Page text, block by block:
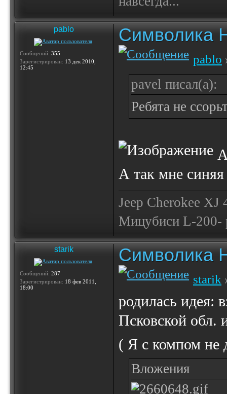
pablo
Сообщений: 355
Зарегистрирован: 13 дек 2010,
12:45
Символика
pablo
pavel писал(а):
Ребята не
А так мне синяя
Jeep Cherokee
Мицубиси L-200-
starik
Сообщений: 287
Зарегистрирован: 18 фев 2011,
18:00
Символика
starik
родилась идея:
Псковской обл.
( Я с компом
Вложения